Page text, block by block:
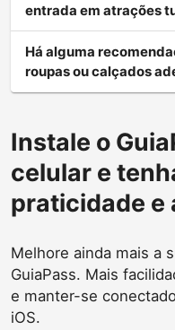
entrada em atrações
Há alguma
roupas ou calçados
Instale o
celular e
praticidade e
Melhore ainda mais a
GuiaPass. Mais
e manter-se
iOS.